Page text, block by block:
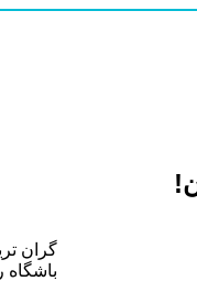
گران ترین
باشگاه روسی روستوف مبلغ ۷ میلیون یورو برای واگذاری سردار آزمون ،